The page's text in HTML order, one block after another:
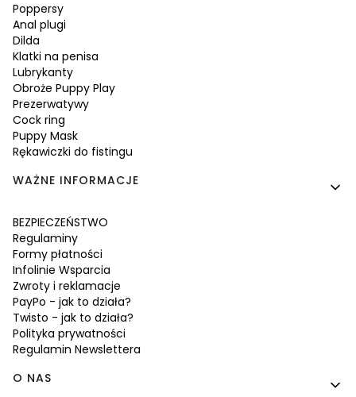
Poppersy
Anal plugi
Dilda
Klatki na penisa
Lubrykanty
Obroże Puppy Play
Prezerwatywy
Cock ring
Puppy Mask
Rękawiczki do fistingu
WAŻNE INFORMACJE
BEZPIECZEŃSTWO
Regulaminy
Formy płatności
Infolinie Wsparcia
Zwroty i reklamacje
PayPo - jak to działa?
Twisto - jak to działa?
Polityka prywatności
Regulamin Newslettera
O NAS